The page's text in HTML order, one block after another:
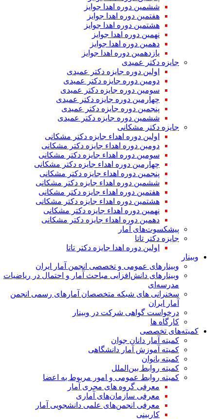
ششمین دوره اهدا جوایز
هفتمین دوره اهدا جوایز
هشتمین دوره اهدا جوایز
نهمین دوره اهدا جوایز
دهمین دوره اهدا جوایز
یازدهمین دوره اهدا جوایز
جایزه دکتر عمیدی
اولین دوره جایزه دکتر عمیدی
دومین دوره جایزه دکتر عمیدی
سومین دوره جایزه دکتر عمیدی
چهارمین دوره جایزه دکتر عمیدی
پنجمین دوره جایزه دکتر عمیدی
ششمین دوره جایزه دکتر عمیدی
جایزه دکتر مشکانی
اولین دوره اهداء جایزه دکتر مشکانی
دومین دوره اهداء جایزه دکتر مشکانی
سومین دوره اهداء جایزه دکتر مشکانی
چهارمین دوره اهداء جایزه دکتر مشکانی
پنجمین دوره اهداء جایزه دکتر مشکانی
ششمین دوره اهداء جایزه دکتر مشکانی
هفتمین دوره اهداء جایزه دکتر مشکانی
هشتمین دوره اهداء جایزه دکتر مشکانی
نهمین دوره اهداء جایزه دکتر مشکانی
دهمین دوره اهداء جایزه دکتر مشکانی
پیشکسوت‌های آمار
جایزه دکتر تاتا
اولین دوره اهدا جایزه دکتر تاتا
وبینار
وبینارهای عمومی و تخصصی انجمن آمار ایران
وبینارهای دانش‌افزایی مباحث آمار و احتمال در ریاضیات
مدرسه‌ای
سخنرانی های شبکه متخصصان آمارهای رسمی انجمن
آمار ایران
درخواست گواهی شرکت در وبینار
کارگاه ها
کمیته‌های تخصصی
کمیته آمار دانان جوان
کمیته آموزش آمار دانشگاهی
کمیته بانوان
کمیته روابط بین‌الملل
کمیته روابط عمومی و امور مربوط به اعضا
معرفی گروه های مجری آمار
معرفی سازمان‌های آماری
معرفی انجمن‌های علمی دانشجویی آمار
کاربینی